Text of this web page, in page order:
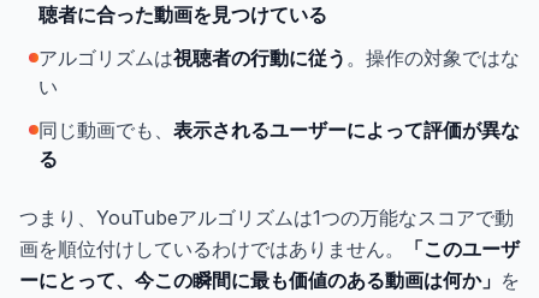
聴者に合った動画を見つけている
アルゴリズムは視聴者の行動に従う 。操作の対象ではな
い
同じ動画でも、 表示されるユーザーによって評価が異な
る
つまり、YouTubeアルゴリズムは1つの万能なスコアで動
画を順位付けしているわけではありません。
「このユーザ
ーにとって、今この瞬間に最も価値のある動画は何か」 を